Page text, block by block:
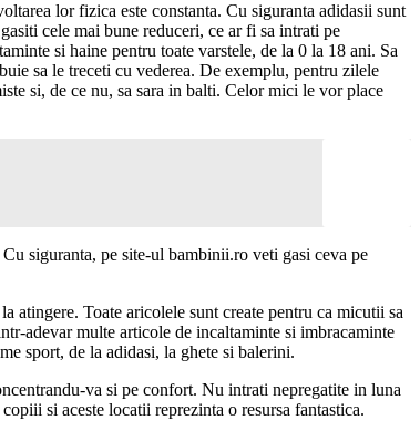
lor fizica este constanta. Cu siguranta adidasii sunt
cele mai bune reduceri, ce ar fi sa intrati pe
si haine pentru toate varstele, de la 0 la 18 ani. Sa
sa le treceti cu vederea. De exemplu, pentru zilele
si, de ce nu, sa sara in balti. Celor mici le vor place
siguranta, pe site-ul bambinii.ro veti gasi ceva pe
atingere. Toate aricolele sunt create pentru ca micutii sa
adevar multe articole de incaltaminte si imbracaminte
sport, de la adidasi, la ghete si balerini.
va si pe confort. Nu intrati nepregatite in luna
si aceste locatii reprezinta o resursa fantastica.